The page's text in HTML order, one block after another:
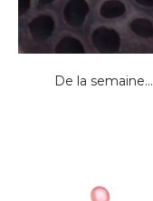
De la semaine…